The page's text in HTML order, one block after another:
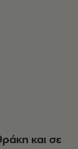
και σε